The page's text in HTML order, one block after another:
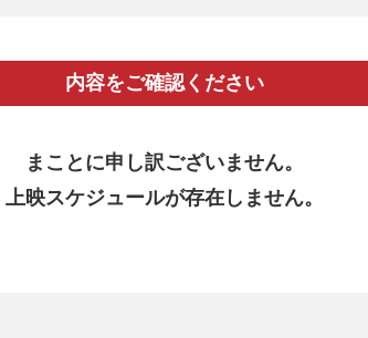
内容をご確認ください
まことに申し訳ございません。
上映スケジュールが存在しません。